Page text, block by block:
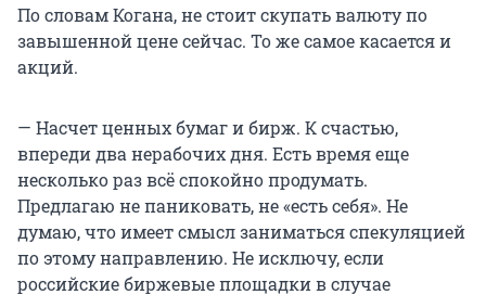
По словам Когана, не стоит скупать валюту по
завышенной цене сейчас. То же самое касается и
акций.
— Насчет ценных бумаг и бирж. К счастью,
впереди два нерабочих дня. Есть время еще
несколько раз всё спокойно продумать.
Предлагаю не паниковать, не «есть себя». Не
думаю, что имеет смысл заниматься спекуляцией
по этому направлению. Не исключу, если
российские биржевые площадки в случае